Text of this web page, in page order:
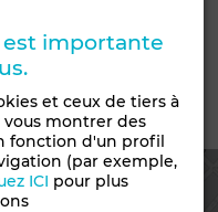
Statut du terrain
importante
et ceux de tiers à
montrer des
fonction d'un profil
(par exemple,
ICI pour plus